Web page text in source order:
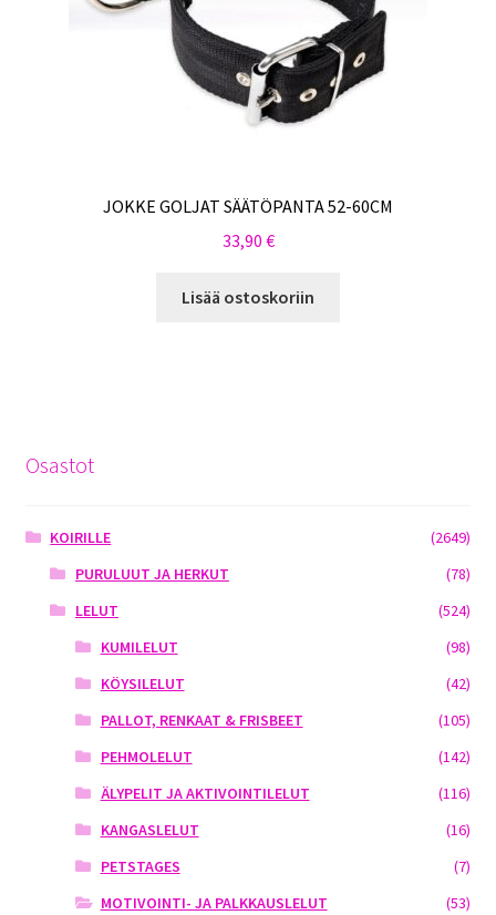
JOKKE GOLJAT SÄÄTÖPANTA 52-60CM
33,90 €
Lisää ostoskoriin
Osastot
KOIRILLE
(2649)
PURULUUT JA HERKUT
(78)
LELUT
(524)
KUMILELUT
(98)
KÖYSILELUT
(42)
PALLOT, RENKAAT & FRISBEET
(105)
PEHMOLELUT
(142)
ÄLYPELIT JA AKTIVOINTILELUT
(116)
KANGASLELUT
(16)
PETSTAGES
(7)
MOTIVOINTI- JA PALKKAUSLELUT
(53)